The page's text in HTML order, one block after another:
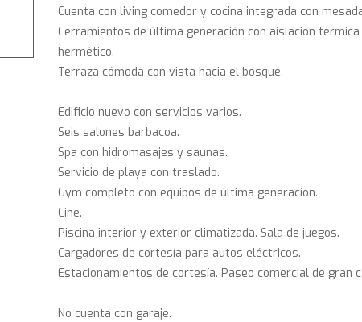
Cuenta con living comedor y cocina integrada con
Cerramientos de última generación con aislación
hermético.
Terraza cómoda con vista hacia el bosque.
Edificio nuevo con servicios varios.
Seis salones barbacoa.
Spa con hidromasajes y saunas.
Servicio de playa con traslado.
Gym completo con equipos de última generación.
Cine.
Piscina interior y exterior climatizada. Sala de juegos.
Cargadores de cortesía para autos eléctricos.
Estacionamientos de cortesía. Paseo comercial de gran
No cuenta con garaje.